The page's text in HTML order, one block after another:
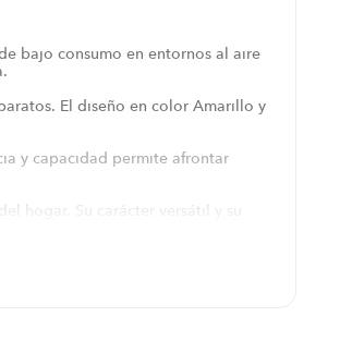
bajo consumo en entornos al aire
El diseño en color Amarillo y
y capacidad permite afrontar
hogar. Su carácter versátil y su
sin depender de tomas